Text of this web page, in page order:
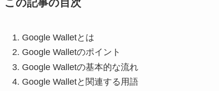
この記事の目次
Google Walletとは
Google Walletのポイント
Google Walletの基本的な流れ
Google Walletと関連する用語